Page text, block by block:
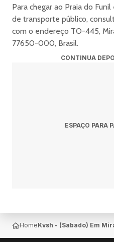
Para chegar ao Praia do
de transporte público,
com o endereço TO-445,
77650-000, Brasil.
CONTINUA
ESPAÇO PARA
HomeKvsh - (Sabado) Em